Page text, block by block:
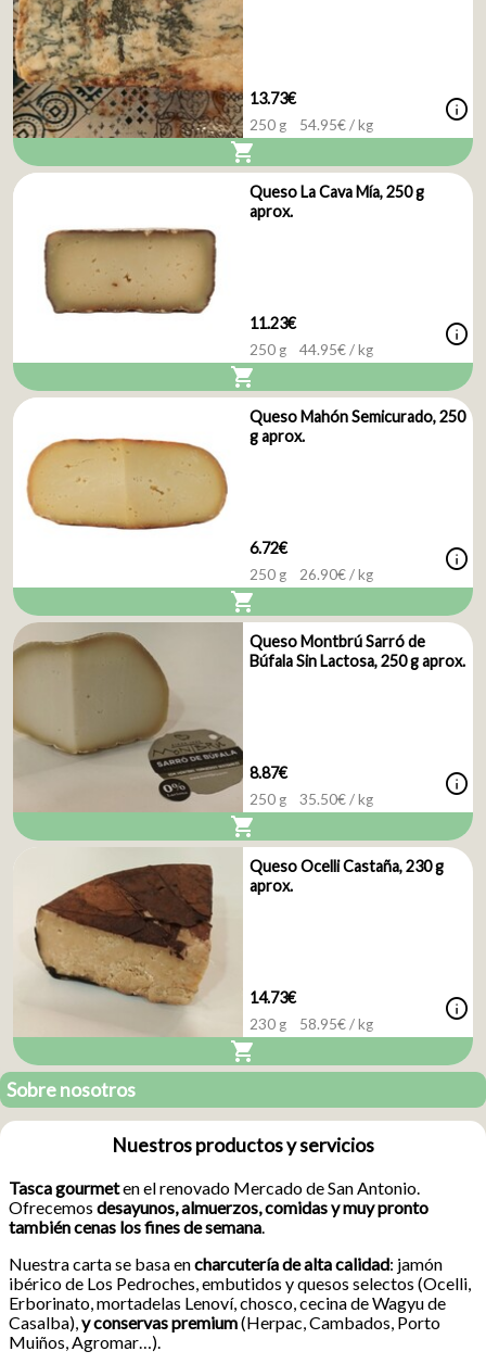
13.73€
250 g 54.95€ / kg info
shopping_cart
Queso La Cava Mía, 250 g
aprox.
11.23€
250 g 44.95€ / kg info
shopping_cart
Queso Mahón Semicurado, 250
g aprox.
6.72€
250 g 26.90€ / kg info
shopping_cart
Queso Montbrú Sarró de
Búfala Sin Lactosa, 250 g aprox.
8.87€
250 g 35.50€ / kg info
shopping_cart
Queso Ocelli Castaña, 230 g
aprox.
14.73€
230 g 58.95€ / kg info
shopping_cart
Sobre nosotros
Nuestros productos y servicios
Tasca gourmeten el renovado Mercado de San Antonio.
Ofrecemos desayunos, almuerzos, comidas y muy pronto
también cenas los fines de semana.
Nuestra carta se basa encharcutería de alta calidad: jamón
ibérico de Los Pedroches, embutidos y quesos selectos (Ocelli,
Erborinato, mortadelas Lenoví, chosco, cecina de Wagyu de
Casalba),y conservas premium(Herpac, Cambados, Porto
Muiños, Agromar…).